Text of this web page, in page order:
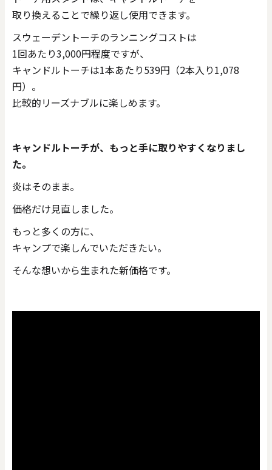
取り換えることで繰り返し使用できます。
スウェーデントーチのランニングコストは
1回あたり3,000円程度ですが、
キャンドルトーチは1本あたり539円（2本入り1,078
円）。
比較的リーズナブルに楽しめます。
キャンドルトーチが、もっと手に取りやすくなりまし
た。
炎はそのまま。
価格だけ見直しました。
もっと多くの方に、
キャンプで楽しんでいただきたい。
そんな想いから生まれた新価格です。